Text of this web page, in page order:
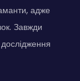
адже
Завжди